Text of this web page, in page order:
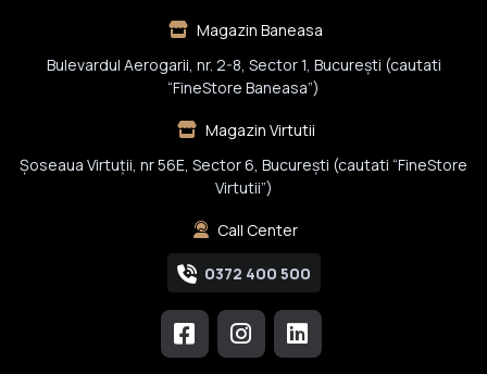
Magazin Baneasa
Bulevardul Aerogarii, nr. 2-8, Sector 1, Bucureşti (cautati
“FineStore Baneasa”)
Magazin Virtutii
Șoseaua Virtuții, nr 56E, Sector 6, București (cautati “FineStore
Virtutii”)
Call Center
0372 400 500